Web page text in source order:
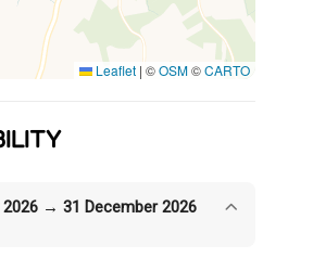
Leaflet | ©OSM©CARTO
2026 → 31 December 2026